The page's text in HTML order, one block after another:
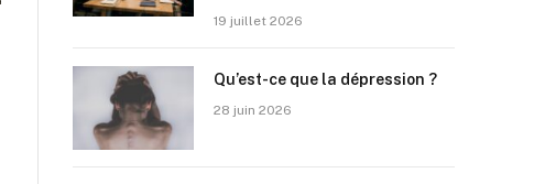
19 juillet 2026
Qu’est-ce que la dépression ?
28 juin 2026